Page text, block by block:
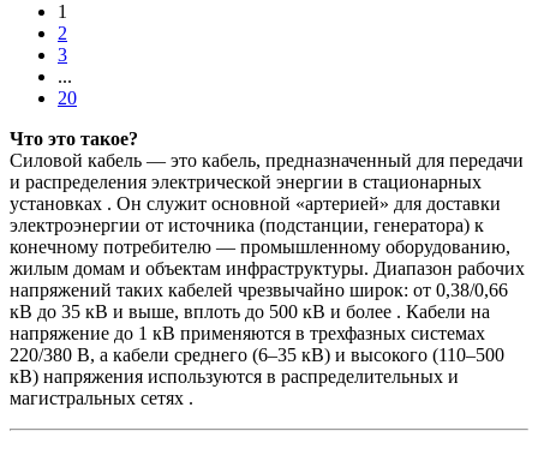
1
2
3
...
20
Что это такое?
Силовой кабель — это кабель, предназначенный для передачи
и распределения электрической энергии в стационарных
установках . Он служит основной «артерией» для доставки
электроэнергии от источника (подстанции, генератора) к
конечному потребителю — промышленному оборудованию,
жилым домам и объектам инфраструктуры. Диапазон рабочих
напряжений таких кабелей чрезвычайно широк: от 0,38/0,66
кВ до 35 кВ и выше, вплоть до 500 кВ и более . Кабели на
напряжение до 1 кВ применяются в трехфазных системах
220/380 В, а кабели среднего (6–35 кВ) и высокого (110–500
кВ) напряжения используются в распределительных и
магистральных сетях .